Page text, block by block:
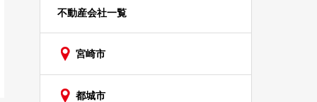
不動産会社一覧
宮崎市
都城市